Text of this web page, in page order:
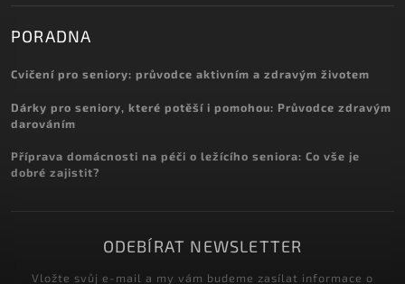
PORADNA
Cvičení pro seniory: průvodce aktivním a zdravým životem
Dárky pro seniory, které potěší i pomohou: Průvodce zdravým
darováním
Příprava domácnosti na péči o ležícího seniora: Co vše je
dobré zajistit?
ODEBÍRAT NEWSLETTER
Vložte svůj e-mail a my vám budeme zasílat informace o